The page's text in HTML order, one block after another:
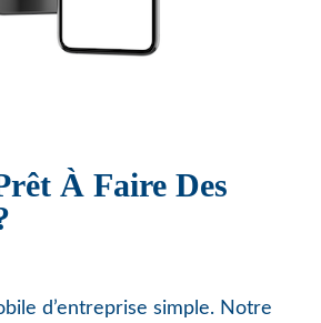
À Faire Des
d’entreprise simple. Notre